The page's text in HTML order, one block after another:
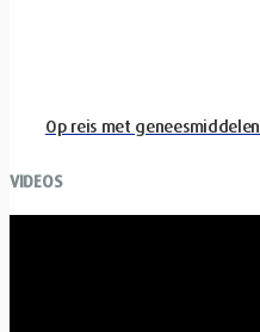
Op reis met geneesmiddelen
VIDEOS